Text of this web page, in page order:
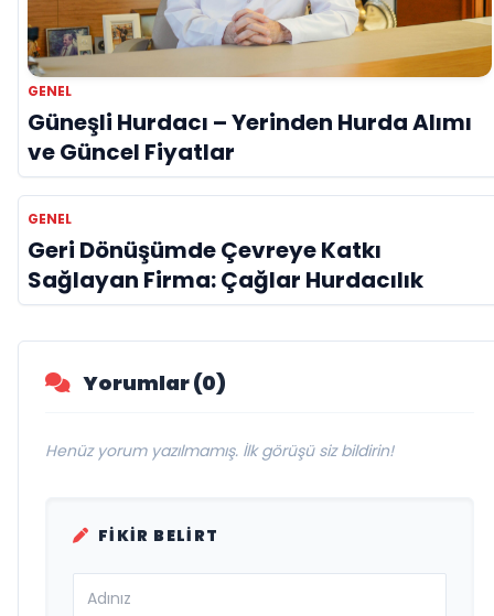
GENEL
Güneşli Hurdacı – Yerinden Hurda Alımı
ve Güncel Fiyatlar
GENEL
Geri Dönüşümde Çevreye Katkı
Sağlayan Firma: Çağlar Hurdacılık
Yorumlar (0)
Henüz yorum yazılmamış. İlk görüşü siz bildirin!
FIKIR BELIRT